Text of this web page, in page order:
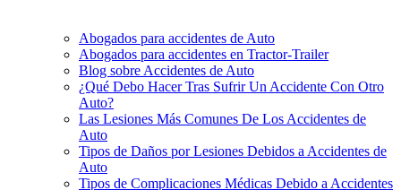
Abogados para accidentes de Auto
Abogados para accidentes en Tractor-Trailer
Blog sobre Accidentes de Auto
¿Qué Debo Hacer Tras Sufrir Un Accidente Con Otro
Auto?
Las Lesiones Más Comunes De Los Accidentes de
Auto
Tipos de Daños por Lesiones Debidos a Accidentes de
Auto
Tipos de Complicaciones Médicas Debido a Accidentes